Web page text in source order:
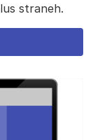
straneh.